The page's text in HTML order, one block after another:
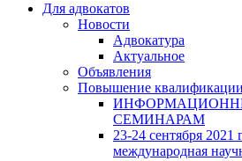
Для адвокатов
Новости
Адвокатура
Актуальное
Объявления
Повышение квалификации
СЕМИНАРАМ
23-24 сентября 2021
международная